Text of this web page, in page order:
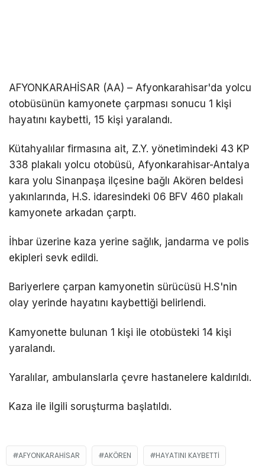
AFYONKARAHİSAR (AA) – Afyonkarahisar'da yolcu
otobüsünün kamyonete çarpması sonucu 1 kişi
hayatını kaybetti, 15 kişi yaralandı.
Kütahyalılar firmasına ait, Z.Y. yönetimindeki 43 KP
338 plakalı yolcu otobüsü, Afyonkarahisar-Antalya
kara yolu Sinanpaşa ilçesine bağlı Akören beldesi
yakınlarında, H.S. idaresindeki 06 BFV 460 plakalı
kamyonete arkadan çarptı.
İhbar üzerine kaza yerine sağlık, jandarma ve polis
ekipleri sevk edildi.
Bariyerlere çarpan kamyonetin sürücüsü H.S'nin
olay yerinde hayatını kaybettiği belirlendi.
Kamyonette bulunan 1 kişi ile otobüsteki 14 kişi
yaralandı.
Yaralılar, ambulanslarla çevre hastanelere kaldırıldı.
Kaza ile ilgili soruşturma başlatıldı.
AFYONKARAHISAR AKÖREN HAYATINI KAYBETTI